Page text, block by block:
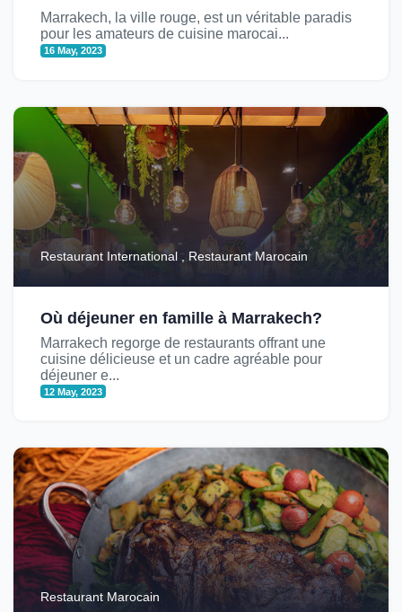
Marrakech, la ville rouge, est un véritable paradis
pour les amateurs de cuisine marocai...
16 May, 2023
Restaurant International , Restaurant Marocain
Où déjeuner en famille à Marrakech?
Marrakech regorge de restaurants offrant une
cuisine délicieuse et un cadre agréable pour
déjeuner e...
12 May, 2023
Restaurant Marocain